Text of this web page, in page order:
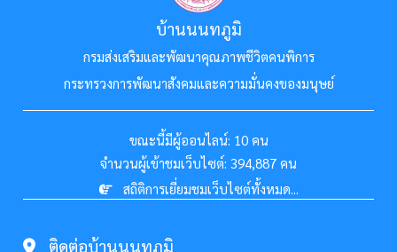
บ้านนนทภูมิ
กรมส่งเสริมและพัฒนาคุณภาพชีวิตคนพิการ
กระทรวงการพัฒนาสังคมและความมั่นคงของมนุษย์
ขณะนี้มีผู้ออนไลน์: 10 คน
จำนวนผู้เข้าชมเว็บไซต์: 394,887 คน
สถิติการเยี่ยมชมเว็บไซต์ทั้งหมด...
ติดต่อบ้านนนทภูมิ